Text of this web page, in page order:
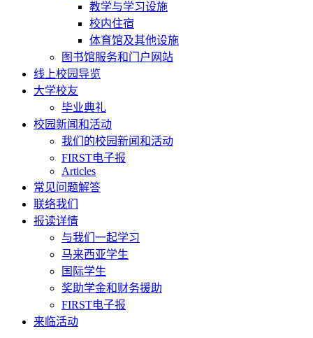
教学与学习设施
校内住宿
体育馆及其他设施
图书馆服务和门户网站
线上校园导览
大学校友
毕业典礼
校园新闻和活动
我们的校园新闻和活动
FIRST电子报
Articles
常见问题解答
联络我们
报读详情
与我们一起学习
马来西亚学生
国际学生
奖助学金和财务援助
FIRST电子报
来临活动